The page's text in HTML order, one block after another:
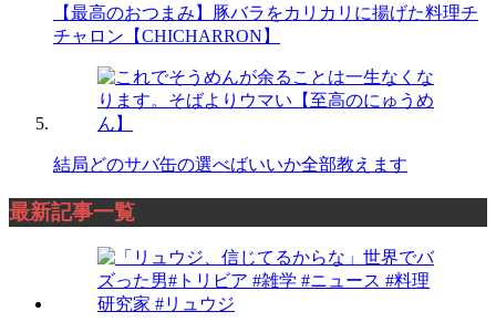
【最高のおつまみ】豚バラをカリカリに揚げた料理チ
チャロン【CHICHARRON】
結局どのサバ缶の選べばいいか全部教えます
最新記事一覧